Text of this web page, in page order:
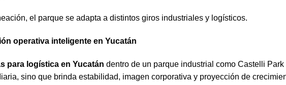
el parque se adapta a distintos giros industriales y logísticos.
operativa inteligente en Yucatán
para logística en Yucatán dentro de un parque industrial como Castelli Park
sino que brinda estabilidad, imagen corporativa y proyección de